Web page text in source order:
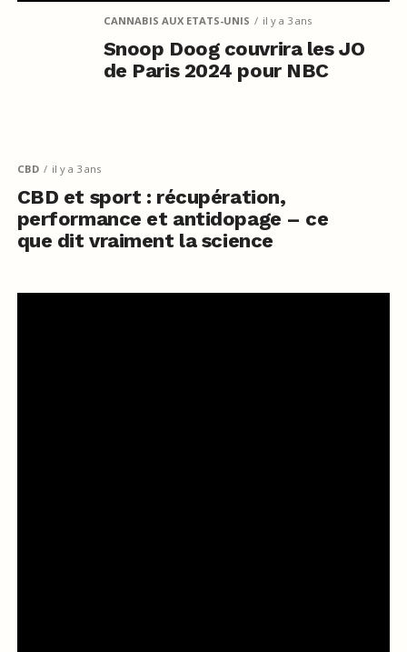
CANNABIS AUX ETATS-UNIS il y a 3 ans
Snoop Doog couvrira les JO
de Paris 2024 pour NBC
CBD il y a 3 ans
CBD et sport : récupération,
performance et antidopage – ce
que dit vraiment la science